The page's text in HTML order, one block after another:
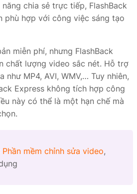
chia sẻ trực tiếp, FlashBack
phù hợp với công việc sáng tạo
miễn phí, nhưng FlashBack
chất lượng video sắc nét. Hỗ trợ
như MP4, AVI, WMV,… Tuy nhiên,
Express không tích hợp công
này có thể là một hạn chế mà
Phần mềm chỉnh sửa video,